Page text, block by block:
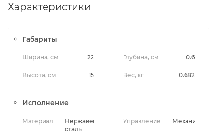
Характеристики
Габариты
Ширина, см 22
Высота, см 15
Глубина, см 0.6
Вес, кг 0.682
Исполнение
Материал
Нержавеющая
сталь
Управление